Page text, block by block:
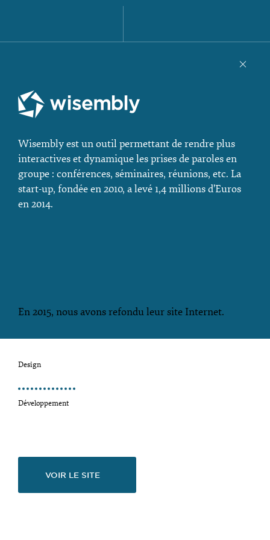
Wisembly est un outil permettant de rendre plus
interactives et dynamique les prises de paroles en
groupe : conférences, séminaires, réunions, etc. La
start-up, fondée en 2010, a levé 1,4 millions d'Euros
en 2014.
En 2015, nous avons refondu leur site Internet.
Design
Développement
VOIR LE SITE